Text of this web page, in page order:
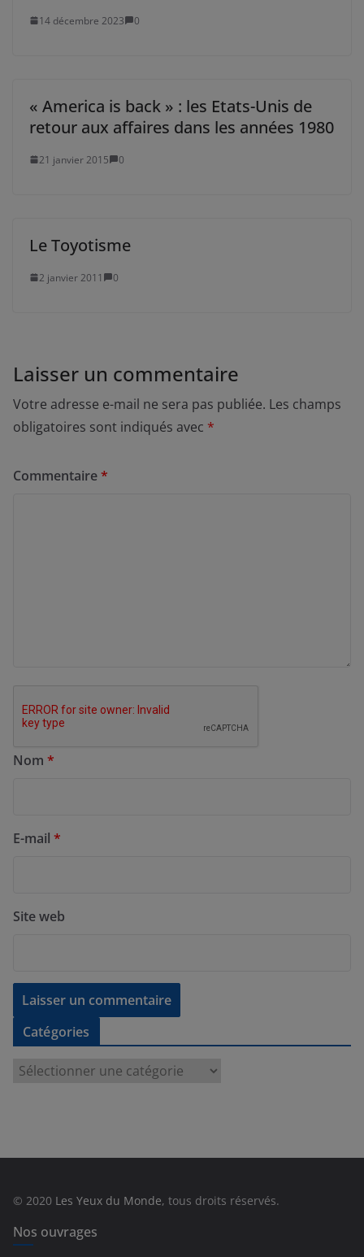
14 décembre 2023 0
« America is back » : les Etats-Unis de
retour aux affaires dans les années 1980
21 janvier 2015 0
Le Toyotisme
2 janvier 2011 0
Laisser un commentaire
Votre adresse e-mail ne sera pas publiée. Les champs
obligatoires sont indiqués avec *
Commentaire*
Nom *
E-mail *
Site web
Catégories
e
s
© 2020 Les Yeux du Monde, tous droits réservés.
Nos ouvrages